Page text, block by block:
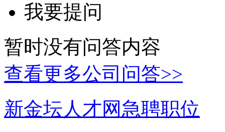
我要提问
暂时没有问答内容
查看更多公司问答>>
新金坛人才网急聘职位